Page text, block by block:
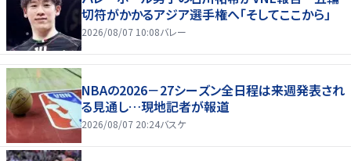
切符がかかるアジア選手権へ「そしてここから」
2026/08/07 10:08バレー
NBAの2026－27シーズン全日程は来週発表され
る見通し…現地記者が報道
2026/08/07 20:24バスケ